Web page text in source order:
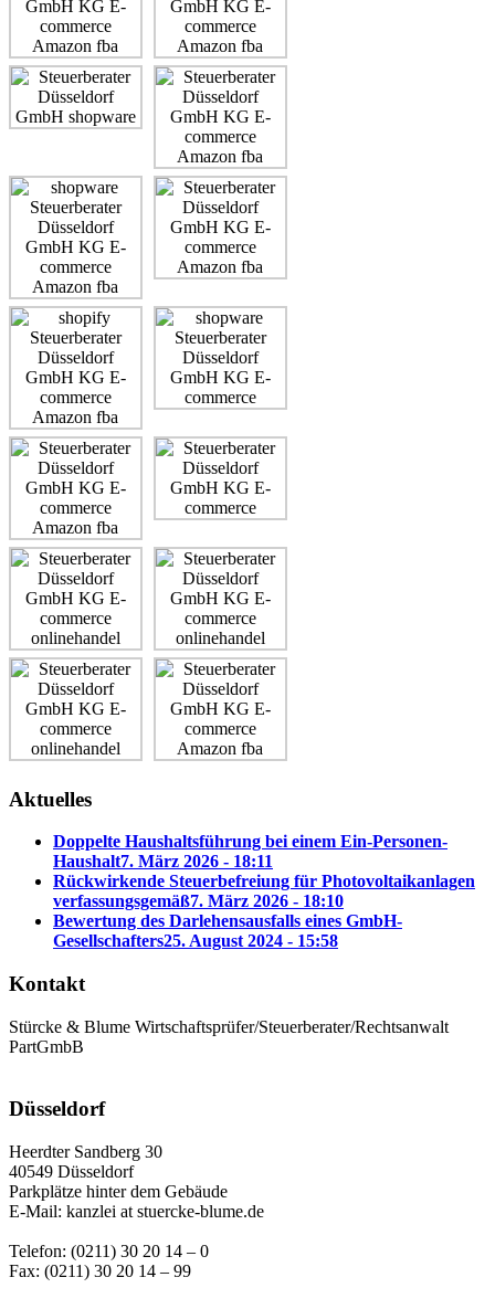
Aktuelles
Doppelte Haushaltsführung bei einem Ein-Personen-
Haushalt7. März 2026 - 18:11
Rückwirkende Steuerbefreiung für Photovoltaikanlagen
verfassungsgemäß7. März 2026 - 18:10
Bewertung des Darlehensausfalls eines GmbH-
Gesellschafters25. August 2024 - 15:58
Kontakt
Stürcke & Blume Wirtschaftsprüfer/Steuerberater/Rechtsanwalt
PartGmbB
Düsseldorf
Heerdter Sandberg 30
40549 Düsseldorf
Parkplätze hinter dem Gebäude
E-Mail: kanzlei at stuercke-blume.de
Telefon: (0211) 30 20 14 – 0
Fax: (0211) 30 20 14 – 99